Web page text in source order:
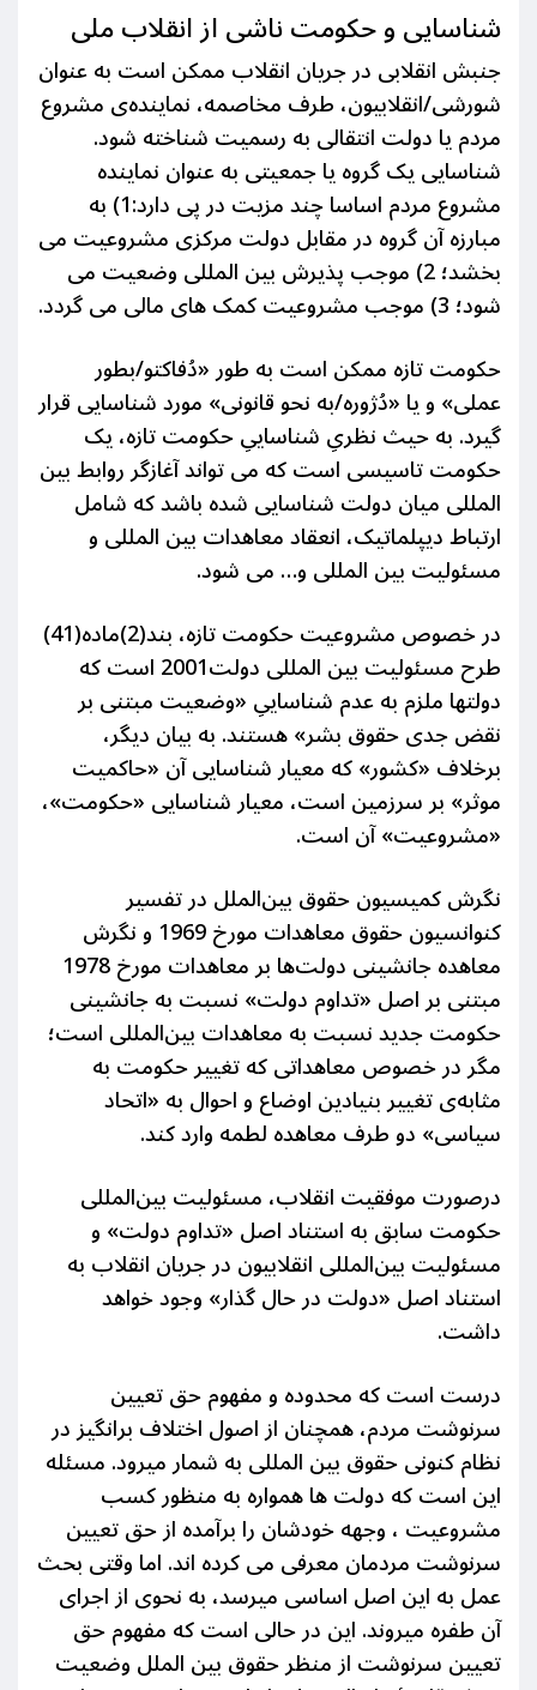
شناسایی و حکومت ناشی از انقلاب ملی
جنبش انقلابی در جریان انقلاب ممکن است به عنوان
شورشی/انقلابیون، طرف مخاصمه، نماینده‌ی مشروع
مردم یا دولت انتقالی به رسمیت شناخته شود.
شناسایی یک گروه یا جمعیتی به عنوان نماینده
مشروع مردم اساسا چند مزیت در پی دارد:1) به
مبارزه آن گروه در مقابل دولت مرکزی مشروعیت می
بخشد؛ 2) موجب پذیرش بین المللی وضعیت می
شود؛ 3) موجب مشروعیت کمک های مالی می گردد.
حکومت تازه ممکن است به طور «دُفاکتو/بطور
عملی» و یا «دُژوره/به نحو قانونی» مورد شناسایی قرار
گیرد. به حیث نظریِ شناساییِ حکومت تازه، یک
حکومت تاسیسی است که می تواند آغازگر روابط بین
المللی میان دولت شناسایی شده باشد که شامل
ارتباط دیپلماتیک، انعقاد معاهدات بین المللی و
مسئولیت بین المللی و… می شود.
در خصوص مشروعیت حکومت تازه، بند(2)ماده(41)
طرح مسئولیت بین المللی دولت2001 است که
دولتها ملزم به عدم شناساییِ «وضعیت مبتنی بر
نقض جدی حقوق بشر» هستند. به بیان دیگر،
برخلاف «کشور» که معیار شناسایی آن «حاکمیت
موثر» بر سرزمین است، معیار شناسایی «حکومت»،
«مشروعیت» آن است.
نگرش کمیسیون حقوق بین‌الملل در تفسیر
کنوانسیون حقوق معاهدات مورخ 1969 و نگرش
معاهده جانشینی دولت‌ها بر معاهدات مورخ 1978
مبتنی بر اصل «تداوم دولت» نسبت به جانشینی
حکومت جدید نسبت به معاهدات بین‌المللی است؛
مگر در خصوص معاهداتی که تغییر حکومت به
مثابه‌ی تغییر بنیادین اوضاع و احوال به «اتحاد
سیاسی» دو طرف معاهده لطمه وارد کند.
درصورت موفقیت انقلاب، مسئولیت بین‌المللی
حکومت سابق به استناد اصل «تداوم دولت» و
مسئولیت بین‌المللی انقلابیون در جریان انقلاب به
استناد اصل «دولت در حال گذار» وجود خواهد
داشت.
درست است که محدوده و مفهوم حق تعیین
سرنوشت مردم، همچنان از اصول اختلاف برانگیز در
نظام کنونی حقوق بین المللی به شمار میرود. مسئله
این است که دولت ها همواره به منظور کسب
مشروعیت ، وجهە خودشان را برآمده از حق تعیین
سرنوشت مردمان معرفی می کرده اند. اما وقتی بحث
عمل به این اصل اساسی میرسد، به نحوی از اجرای
آن طفره میروند. این در حالی است که مفهوم حق
تعیین سرنوشت از منظر حقوق بین الملل وضعیت